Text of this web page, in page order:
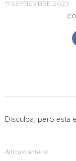
11 SEPTIEMBRE 2023
Disculpa, pero esta
Artículo anterior